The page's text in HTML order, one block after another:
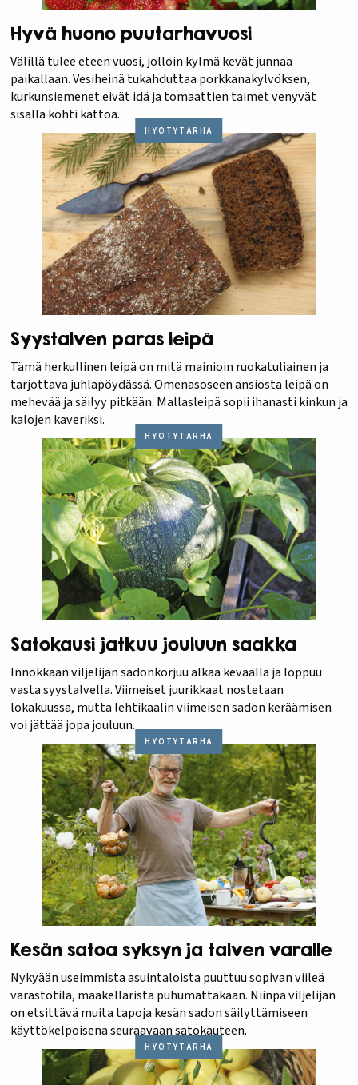
Hyvä huono puutarhavuosi
Välillä tulee eteen vuosi, jolloin kylmä kevät junnaa
paikallaan. Vesiheinä tukahduttaa porkkanakylvöksen,
kurkunsiemenet eivät idä ja tomaattien taimet venyvät
sisällä kohti kattoa.
HYÖTYTARHA
Syystalven paras leipä
Tämä herkullinen leipä on mitä mainioin ruokatuliainen ja
tarjottava juhlapöydässä. Omenasoseen ansiosta leipä on
mehevää ja säilyy pitkään. Mallasleipä sopii ihanasti kinkun ja
kalojen kaveriksi.
HYÖTYTARHA
Satokausi jatkuu jouluun saakka
Innokkaan viljelijän sadonkorjuu alkaa keväällä ja loppuu
vasta syystalvella. Viimeiset juurikkaat nostetaan
lokakuussa, mutta lehtikaalin viimeisen sadon keräämisen
voi jättää jopa jouluun.
HYÖTYTARHA
Kesän satoa syksyn ja talven varalle
Nykyään useimmista asuintaloista puuttuu sopivan viileä
varastotila, maakellarista puhumattakaan. Niinpä viljelijän
on etsittävä muita tapoja kesän sadon säilyttämiseen
käyttökelpoisena seuraavaan satokauteen.
HYÖTYTARHA